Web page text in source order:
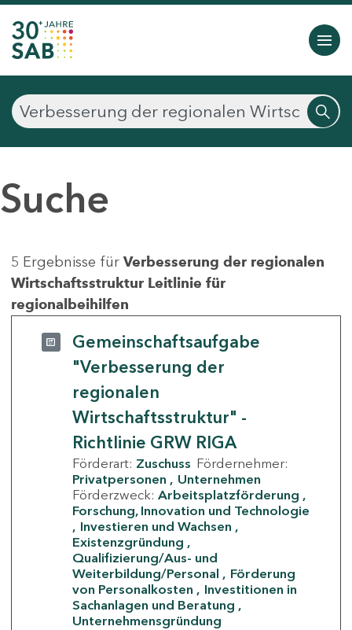
Suche
5 Ergebnisse für Verbesserung der regionalen
Wirtschaftsstruktur Leitlinie für
regionalbeihilfen
Gemeinschaftsaufgabe
"Verbesserung der
regionalen
Wirtschaftsstruktur" -
Richtlinie GRW RIGA
Förderart: Zuschuss Fördernehmer:
Privatpersonen
Unternehmen
Förderzweck: Arbeitsplatzförderung
Forschung, Innovation und Technologie
Investieren und Wachsen
Existenzgründung
Qualifizierung/Aus- und
Weiterbildung/Personal
Förderung
von Personalkosten
Investitionen in
Sachanlagen und Beratung
Unternehmensgründung